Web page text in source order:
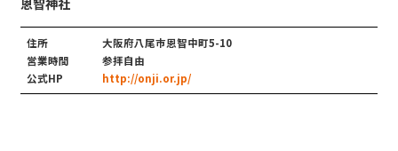
恩智神社
住所
大阪府八尾市恩智中町5-10
営業時間
参拝自由
公式HP
http://onji.or.jp/